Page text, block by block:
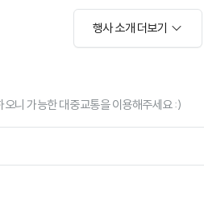
행사 소개 더보기
니 가능한 대중교통을 이용해주세요 :)